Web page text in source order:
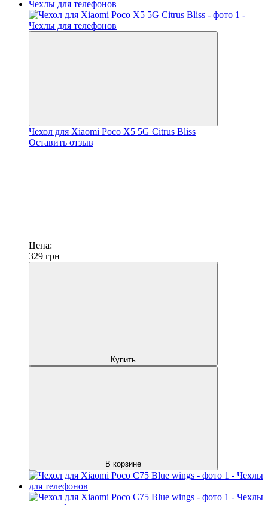
Чехол для Xiaomi Poco X5 5G Citrus Bliss
Оставить отзыв
Цена:
329 грн
Купить
В корзине